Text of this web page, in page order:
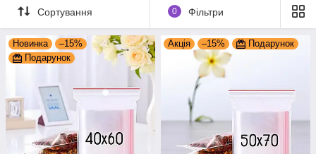
дорогого устаткування, тому не всяка продукція, наявна на
ринку, відрізняється високою якістю. Багато фірм продають
зіп пакети оптом і в роздріб, але занадто низька ціна повинна
насторожити.
Наша компанія пропонує високоякісні зіповскі пакети різних
видів і розмірів. Гриппер купити - значить надійна упаковка
для будь-якого виробу гарантована.
Сортування 0 Фільтри
Новинка
–15%
Подарунок
Акція –15% Подарунок